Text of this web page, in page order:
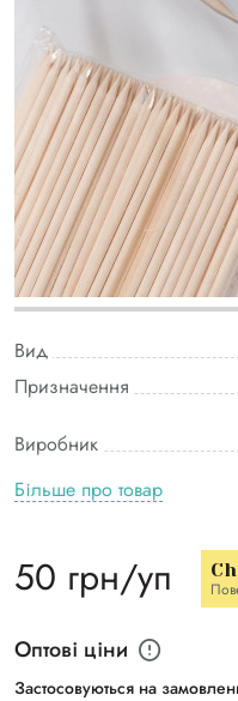
Вид
Призначення
Виробник
Більше про товар
50 грн/уп
Оптові ціни
Застосовуються на